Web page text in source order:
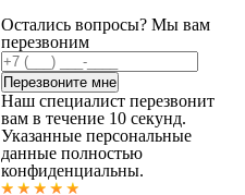
Остались вопросы? Мы вам
перезвоним
Наш специалист перезвонит
вам в течение 10 секунд.
Указанные персональные
данные полностью
конфиденциальны.